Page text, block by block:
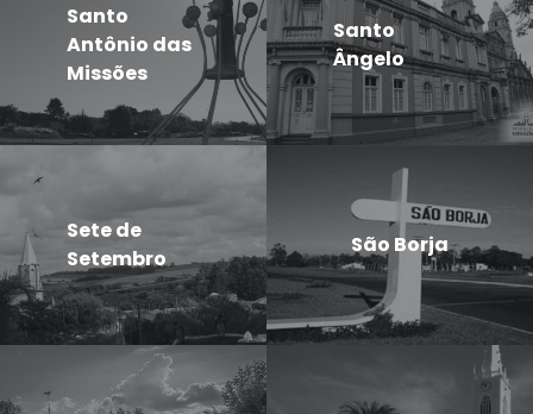
Santo
Antônio das
Missões
Santo
Ângelo
Sete de
Setembro
São Borja